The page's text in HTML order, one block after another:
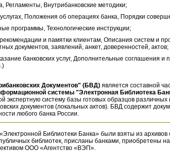
Регламенты, Внутрибанковские методики;
Положения об операциях банка, Порядки
программы, Технологические инструкции;
и памятки клиентам, Описания систем и
документов, заявлений, анкет, доверенностей, актов;
банковских услуг, Дополнительные соглашения и
Документов" (БВД) является составной
системы "Электронная Библиотека
экспертную систему базы готовых образцов различных
документов (локальных актов). БВД содержит
любого банка России.
Библиотеки Банка» были взяты из архивов
библиотек, присланы банками, приобретены
ООО «Агентство «ВЭП».